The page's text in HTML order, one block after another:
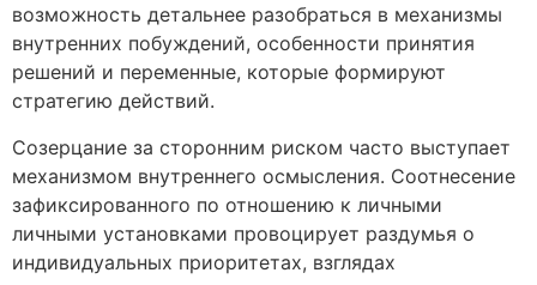
возможность детальнее разобраться в механизмы
внутренних побуждений, особенности принятия
решений и переменные, которые формируют
стратегию действий.
Созерцание за сторонним риском часто выступает
механизмом внутреннего осмысления. Соотнесение
зафиксированного по отношению к личными
личными установками провоцирует раздумья о
индивидуальных приоритетах, взглядах